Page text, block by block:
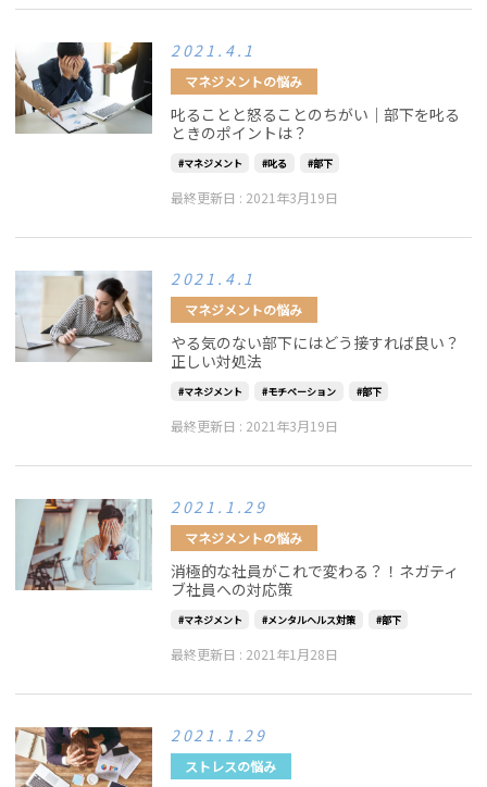
2021.4.1
マネジメントの悩み
叱ることと怒ることのちがい｜部下を叱る
ときのポイントは？
マネジメント 叱る 部下
最終更新日 : 2021年3月19日
2021.4.1
マネジメントの悩み
やる気のない部下にはどう接すれば良い？
正しい対処法
マネジメント モチベーション 部下
最終更新日 : 2021年3月19日
2021.1.29
マネジメントの悩み
消極的な社員がこれで変わる？！ネガティ
ブ社員への対応策
マネジメント メンタルヘルス対策 部下
最終更新日 : 2021年1月28日
2021.1.29
ストレスの悩み